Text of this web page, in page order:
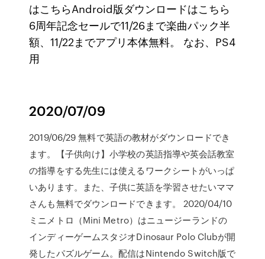
はこちらAndroid版ダウンロードはこちら
6周年記念セールで11/26まで楽曲パック半
額、11/22までアプリ本体無料。 なお、PS4
用
2020/07/09
2019/06/29 無料で英語の教材がダウンロードでき
ます。【子供向け】小学校の英語指導や英会話教室
の指導をする先生には使えるワークシートがいっぱ
いあります。また、子供に英語を学習させたいママ
さんも無料でダウンロードできます。 2020/04/10
ミニメトロ（Mini Metro）はニュージーランドの
インディーゲームスタジオDinosaur Polo Clubが開
発したパズルゲーム。配信はNintendo Switch版で